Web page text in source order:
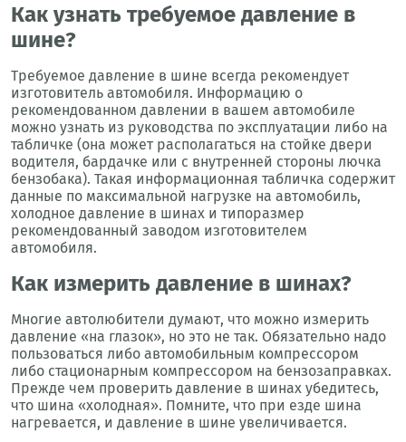
Как узнать требуемое давление в
шине?
Требуемое давление в шине всегда рекомендует
изготовитель автомобиля. Информацию о
рекомендованном давлении в вашем автомобиле
можно узнать из руководства по эксплуатации либо на
табличке (она может располагаться на стойке двери
водителя, бардачке или с внутренней стороны лючка
бензобака). Такая информационная табличка содержит
данные по максимальной нагрузке на автомобиль,
холодное давление в шинах и типоразмер
рекомендованный заводом изготовителем
автомобиля.
Как измерить давление в шинах?
Многие автолюбители думают, что можно измерить
давление «на глазок», но это не так. Обязательно надо
пользоваться либо автомобильным компрессором
либо стационарным компрессором на бензозаправках.
Прежде чем проверить давление в шинах убедитесь,
что шина «холодная». Помните, что при езде шина
нагревается, и давление в шине увеличивается.